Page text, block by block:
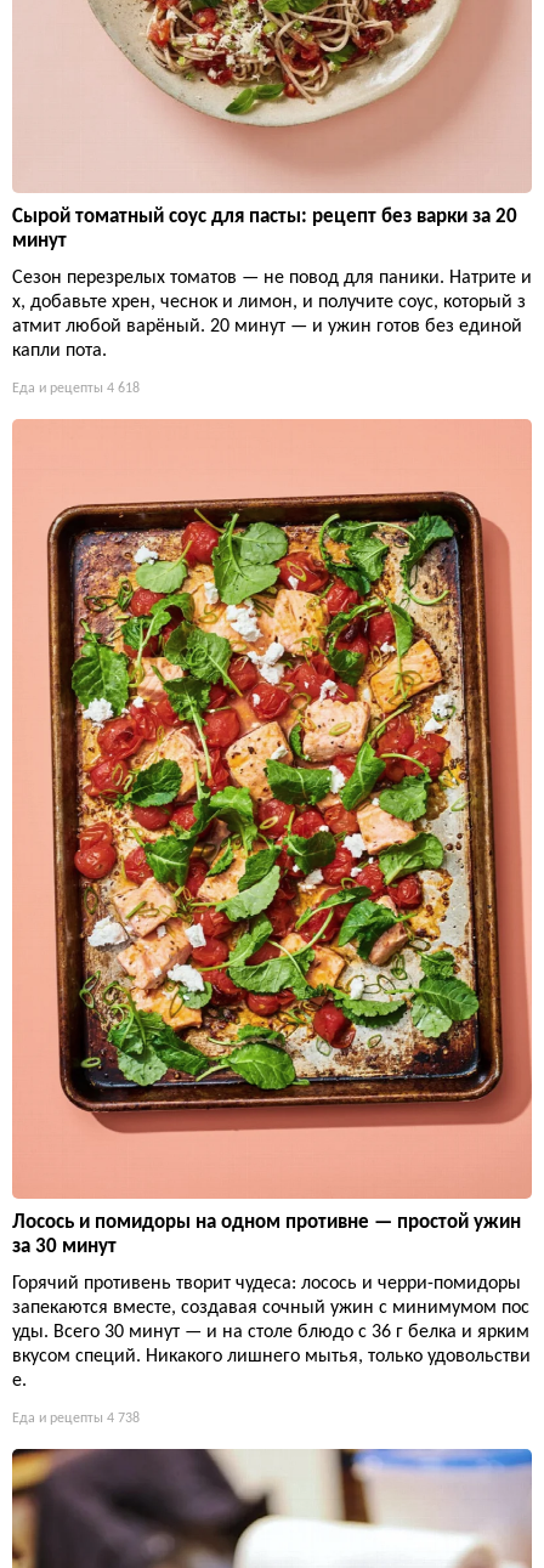
Сырой томатный соус для пасты: рецепт без варки за 20
минут
Сезон перезрелых томатов — не повод для паники. Натрите и
х, добавьте хрен, чеснок и лимон, и получите соус, который з
атмит любой варёный. 20 минут — и ужин готов без единой
капли пота.
Еда и рецепты 4 618
Лосось и помидоры на одном противне — простой ужин
за 30 минут
Горячий противень творит чудеса: лосось и черри-помидоры
запекаются вместе, создавая сочный ужин с минимумом пос
уды. Всего 30 минут — и на столе блюдо с 36 г белка и ярким
вкусом специй. Никакого лишнего мытья, только удовольстви
е.
Еда и рецепты 4 738